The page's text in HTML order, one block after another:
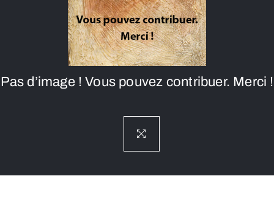
Pas d’image ! Vous pouvez contribuer. Merci !